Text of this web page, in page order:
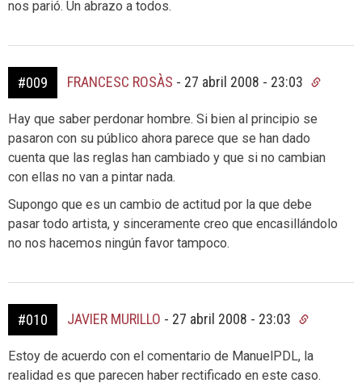
nos parió. Un abrazo a todos.
#009 FRANCESC ROSÀS - 27 abril 2008 - 23:03
Hay que saber perdonar hombre. Si bien al principio se
pasaron con su público ahora parece que se han dado
cuenta que las reglas han cambiado y que si no cambian
con ellas no van a pintar nada.
Supongo que es un cambio de actitud por la que debe
pasar todo artista, y sinceramente creo que encasillándolo
no nos hacemos ningún favor tampoco.
#010 JAVIER MURILLO - 27 abril 2008 - 23:03
Estoy de acuerdo con el comentario de ManuelPDL, la
realidad es que parecen haber rectificado en este caso.